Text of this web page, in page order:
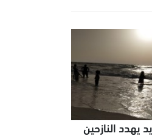
يهدد النازحين